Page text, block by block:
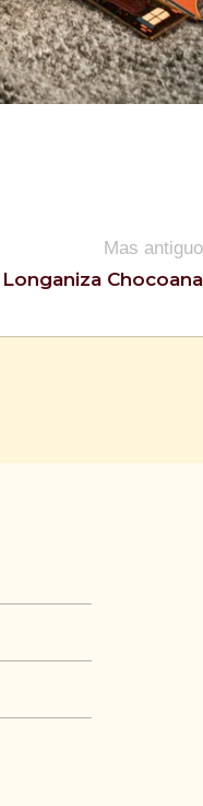
Mas antiguo
Longaniza Chocoana